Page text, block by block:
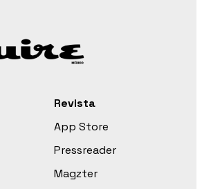
Revista
App Store
Pressreader
Magzter